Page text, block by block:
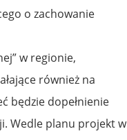
o zachowanie
w regionie,
również na
będzie dopełnienie
Wedle planu projekt w